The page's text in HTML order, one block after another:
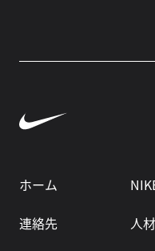
ホーム
連絡先
人